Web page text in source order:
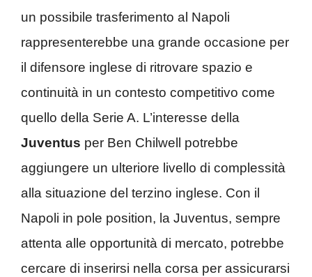
un possibile trasferimento al Napoli
rappresenterebbe una grande occasione per
il difensore inglese di ritrovare spazio e
continuità in un contesto competitivo come
quello della Serie A. L’interesse della
Juventus per Ben Chilwell potrebbe
aggiungere un ulteriore livello di complessità
alla situazione del terzino inglese. Con il
Napoli in pole position, la Juventus, sempre
attenta alle opportunità di mercato, potrebbe
cercare di inserirsi nella corsa per assicurarsi